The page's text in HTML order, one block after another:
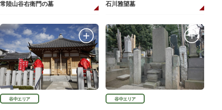
常陸山谷右衛門の墓 石川雅望墓
谷中エリア 谷中エリア